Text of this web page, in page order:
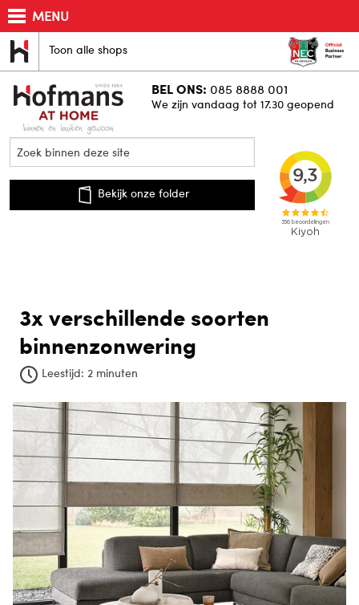
MENU
Toon alle shops
BEL ONS: 085 8888 001
We zijn vandaag tot 17.30 geopend
Bekijk onze folder
3x verschillende soorten
binnenzonwering
Leestijd: 2 minuten